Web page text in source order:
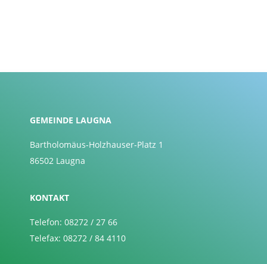
GEMEINDE LAUGNA
Bartholomäus-Holzhauser-Platz 1
86502 Laugna
KONTAKT
Telefon: 08272 / 27 66
Telefax: 08272 / 84 4110